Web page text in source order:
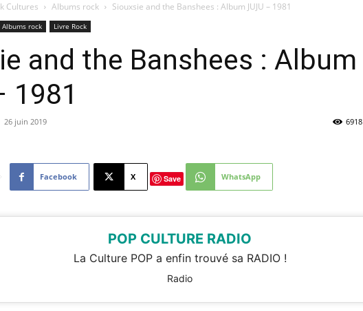
Cultures Albums rock Siouxsie and the Banshees : Album JUJU – 1981
Albums rock Livre Rock
and the Banshees : Album
1981
26 juin 2019 6918
Facebook X Save WhatsApp
POP CULTURE RADIO
La Culture POP a enfin trouvé sa RADIO !
Radio